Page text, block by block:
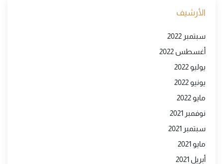
الأرشيف
سبتمبر 2022
أغسطس 2022
يوليو 2022
يونيو 2022
مايو 2022
نوفمبر 2021
سبتمبر 2021
مايو 2021
أبريل 2021